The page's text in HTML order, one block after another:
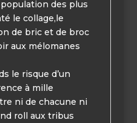
des plus
le collage,le
de bric et de broc
aux mélomanes
le risque d’un
à mille
ni de chacune ni
roll aux tribus